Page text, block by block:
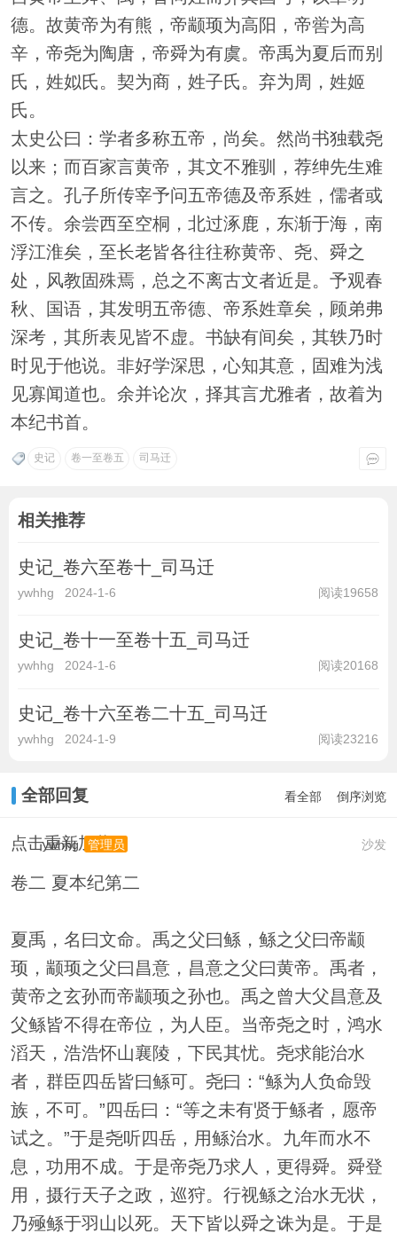
德。故黄帝为有熊，帝颛顼为高阳，帝喾为高
辛，帝尧为陶唐，帝舜为有虞。帝禹为夏后而别
氏，姓姒氏。契为商，姓子氏。弃为周，姓姬
氏。
太史公曰：学者多称五帝，尚矣。然尚书独载尧
以来；而百家言黄帝，其文不雅驯，荐绅先生难
言之。孔子所传宰予问五帝德及帝系姓，儒者或
不传。余尝西至空桐，北过涿鹿，东渐于海，南
浮江淮矣，至长老皆各往往称黄帝、尧、舜之
处，风教固殊焉，总之不离古文者近是。予观春
秋、国语，其发明五帝德、帝系姓章矣，顾弟弗
深考，其所表见皆不虚。书缺有间矣，其轶乃时
时见于他说。非好学深思，心知其意，固难为浅
见寡闻道也。余并论次，择其言尤雅者，故着为
本纪书首。
史记 卷一至卷五 司马迁
相关推荐
史记_卷六至卷十_司马迁
ywhhg 2024-1-6 阅读19658
史记_卷十一至卷十五_司马迁
ywhhg 2024-1-6 阅读20168
史记_卷十六至卷二十五_司马迁
ywhhg 2024-1-9 阅读23216
全部回复 看全部 倒序浏览
点击重新加载 沙发
ywhhg 管理员
卷二 夏本纪第二
夏禹，名曰文命。禹之父曰鲧，鲧之父曰帝颛
顼，颛顼之父曰昌意，昌意之父曰黄帝。禹者，
黄帝之玄孙而帝颛顼之孙也。禹之曾大父昌意及
父鲧皆不得在帝位，为人臣。当帝尧之时，鸿水
滔天，浩浩怀山襄陵，下民其忧。尧求能治水
者，群臣四岳皆曰鲧可。尧曰：“鲧为人负命毁
族，不可。”四岳曰：“等之未有贤于鲧者，愿帝
试之。”于是尧听四岳，用鲧治水。九年而水不
息，功用不成。于是帝尧乃求人，更得舜。舜登
用，摄行天子之政，巡狩。行视鲧之治水无状，
乃殛鲧于羽山以死。天下皆以舜之诛为是。于是